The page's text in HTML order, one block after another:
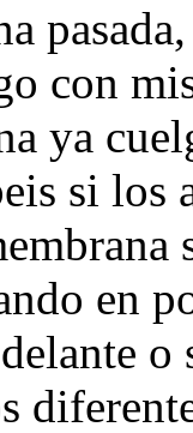
con
ya
si los
en